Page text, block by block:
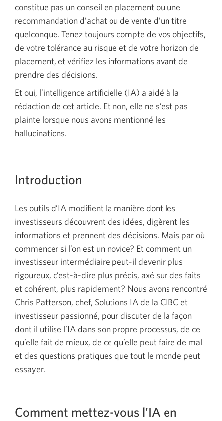
constitue pas un conseil en placement ou une
recommandation d’achat ou de vente d’un titre
quelconque. Tenez toujours compte de vos objectifs,
de votre tolérance au risque et de votre horizon de
placement, et vérifiez les informations avant de
prendre des décisions.
Et oui, l’intelligence artificielle (IA) a aidé à la
rédaction de cet article. Et non, elle ne s’est pas
plainte lorsque nous avons mentionné les
hallucinations.
Introduction
Les outils d’IA modifient la manière dont les
investisseurs découvrent des idées, digèrent les
informations et prennent des décisions. Mais par où
commencer si l’on est un novice? Et comment un
investisseur intermédiaire peut-il devenir plus
rigoureux, c’est-à-dire plus précis, axé sur des faits
et cohérent, plus rapidement? Nous avons rencontré
Chris Patterson, chef, Solutions IA de la CIBC et
investisseur passionné, pour discuter de la façon
dont il utilise l’IA dans son propre processus, de ce
qu’elle fait de mieux, de ce qu’elle peut faire de mal
et des questions pratiques que tout le monde peut
essayer.
Comment mettez-vous l’IA en